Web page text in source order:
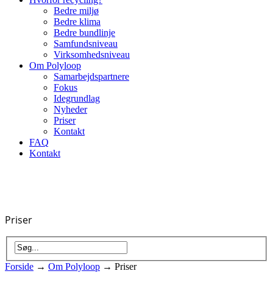
Bedre miljø
Bedre klima
Bedre bundlinje
Samfundsniveau
Virksomhedsniveau
Om Polyloop
Samarbejdspartnere
Fokus
Idegrundlag
Nyheder
Priser
Kontakt
FAQ
Kontakt
Priser
Forside → Om Polyloop → Priser